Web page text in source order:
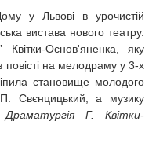
у Львові в урочистій
вистава нового театру.
Основ'яненка, яку
на мелодраму у 3-х
становище молодого
Свєнцицький, а музику
Г. Квітки-